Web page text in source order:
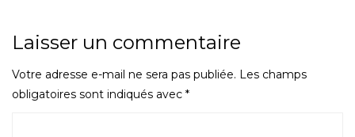
Laisser un commentaire
Votre adresse e-mail ne sera pas publiée. Les champs
obligatoires sont indiqués avec *